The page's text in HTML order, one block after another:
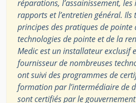
réparations, l’assainissement, les
rapports et l’entretien général.
principes des pratiques de pointe
technologies de pointe et de la
Medic est un installateur exclusif
fournisseur de nombreuses
ont suivi des programmes de
formation par l’intermédiaire de
sont certifiés par le